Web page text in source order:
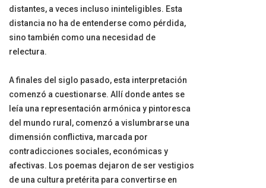
distantes, a veces incluso ininteligibles. Esta
distancia no ha de entenderse como pérdida,
sino también como una necesidad de
relectura.
A finales del siglo pasado, esta interpretación
comenzó a cuestionarse. Allí donde antes se
leía una representación armónica y pintoresca
del mundo rural, comenzó a vislumbrarse una
dimensión conflictiva, marcada por
contradicciones sociales, económicas y
afectivas. Los poemas dejaron de ser vestigios
de una cultura pretérita para convertirse en